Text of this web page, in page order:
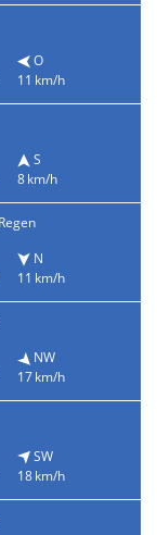
O
11 km/h
S
8 km/h
N
11 km/h
NW
17 km/h
SW
18 km/h